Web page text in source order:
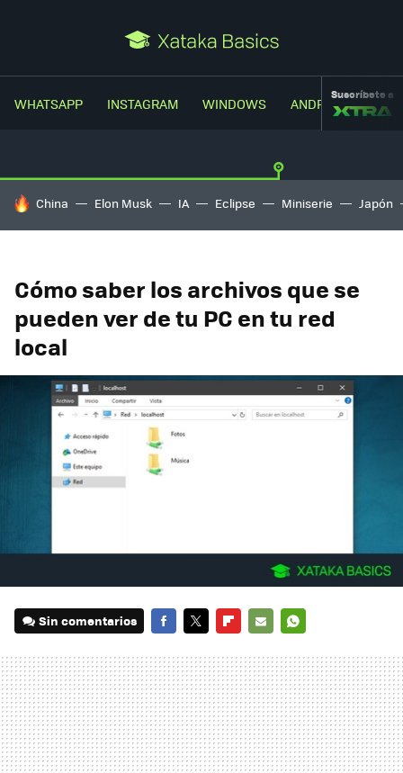
WHATSAPP INSTAGRAM WINDOWS ANDROIDSuscríbete a
HOY SE HABLA DE
China Elon Musk IA Eclipse Miniserie Japón
Cómo saber los archivos que se
pueden ver de tu PC en tu red
local
Sin comentarios
MAIL